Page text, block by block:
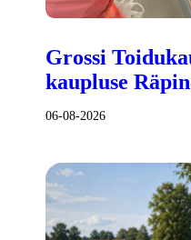
Grossi
kaupluse
06-08-2026